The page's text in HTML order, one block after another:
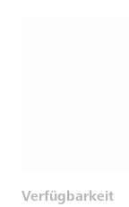
Verfügbarkeit